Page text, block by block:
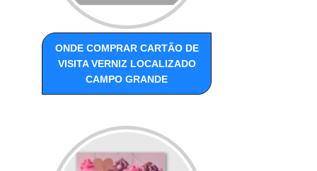
ONDE COMPRAR CARTÃO DE
VISITA VERNIZ LOCALIZADO
CAMPO GRANDE